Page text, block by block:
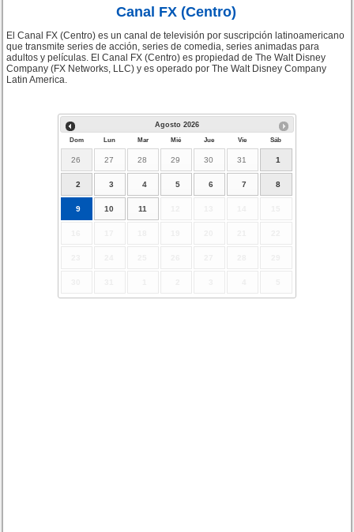
Canal FX (Centro)
El Canal FX (Centro) es un canal de televisión por suscripción latinoamericano
que transmite series de acción, series de comedia, series animadas para
adultos y películas. El Canal FX (Centro) es propiedad de The Walt Disney
Company (FX Networks, LLC) y es operado por The Walt Disney Company
Latin America.
Agosto 2026
Dom Lun Mar Mié Jue Vie Sáb
26 27 28 29 30 31 1
2 3 4 5 6 7 8
9 10 11